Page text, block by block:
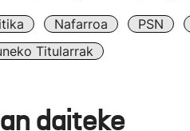
Nafarroa PSN
Titularrak
daiteke